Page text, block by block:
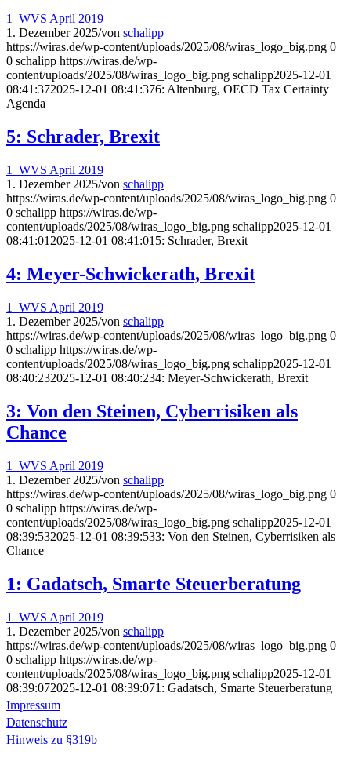
1_WVS April 2019
1. Dezember 2025/von schalipp
https://wiras.de/wp-content/uploads/2025/08/wiras_logo_big.png 0
0 schalipp https://wiras.de/wp-
content/uploads/2025/08/wiras_logo_big.png schalipp2025-12-01
08:41:372025-12-01 08:41:376: Altenburg, OECD Tax Certainty
Agenda
5: Schrader, Brexit
1_WVS April 2019
1. Dezember 2025/von schalipp
https://wiras.de/wp-content/uploads/2025/08/wiras_logo_big.png 0
0 schalipp https://wiras.de/wp-
content/uploads/2025/08/wiras_logo_big.png schalipp2025-12-01
08:41:01 2025-12-01 08:41:01 5: Schrader, Brexit
4: Meyer-Schwickerath, Brexit
1_WVS April 2019
1. Dezember 2025/von schalipp
https://wiras.de/wp-content/uploads/2025/08/wiras_logo_big.png 0
0 schalipp https://wiras.de/wp-
content/uploads/2025/08/wiras_logo_big.png schalipp2025-12-01
08:40:232025-12-01 08:40:234: Meyer-Schwickerath, Brexit
3: Von den Steinen, Cyberrisiken als
Chance
1_WVS April 2019
1. Dezember 2025/von schalipp
https://wiras.de/wp-content/uploads/2025/08/wiras_logo_big.png 0
0 schalipp https://wiras.de/wp-
content/uploads/2025/08/wiras_logo_big.png schalipp2025-12-01
08:39:532025-12-01 08:39:533: Von den Steinen, Cyberrisiken als
Chance
1: Gadatsch, Smarte Steuerberatung
1_WVS April 2019
1. Dezember 2025/von schalipp
https://wiras.de/wp-content/uploads/2025/08/wiras_logo_big.png 0
0 schalipp https://wiras.de/wp-
content/uploads/2025/08/wiras_logo_big.png schalipp2025-12-01
08:39:072025-12-01 08:39:071: Gadatsch, Smarte Steuerberatung
Impressum
Datenschutz
Hinweis zu §319b